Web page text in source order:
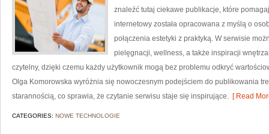
znaleźć tutaj ciekawe publikacje, które
internetowy została opracowana z myślą o
połączenia estetyki z praktyką. W serwisie
pielęgnacji, wellness, a także inspiracji
czytelny, dzięki czemu każdy użytkownik mogą bez problemu odkryć
Olga Komorowska wyróżnia się nowoczesnym podejściem do publikowania
starannością, co sprawia, że czytanie serwisu staje się inspirujące. [ Read
CATEGORIES: NOWE TECHNOLOGIE